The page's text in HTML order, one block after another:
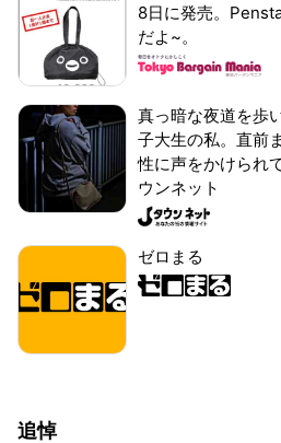
8日に発売。
だよ~。
真っ暗な夜道を歩
子大生の私。直前
性に声をかけられ
ウンネット
ゼロまる
追悼